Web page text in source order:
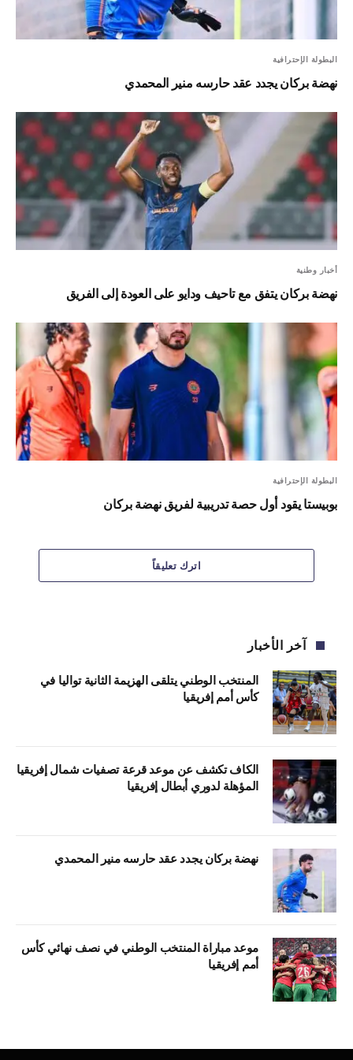
البطولة الإحترافية
نهضة بركان يجدد عقد حارسه منير المحمدي
أخبار وطنية
نهضة بركان يتفق مع تاحيف ودايو على العودة إلى الفريق
البطولة الإحترافية
بوبيستا يقود أول حصة تدريبية لفريق نهضة بركان
اترك تعليقاً
آخر الأخبار
المنتخب الوطني يتلقى الهزيمة الثانية تواليا في
كأس أمم إفريقيا
الكاف تكشف عن موعد قرعة تصفيات شمال إفريقيا
المؤهلة لدوري أبطال إفريقيا
نهضة بركان يجدد عقد حارسه منير المحمدي
موعد مباراة المنتخب الوطني في نصف نهائي كأس
أمم إفريقيا